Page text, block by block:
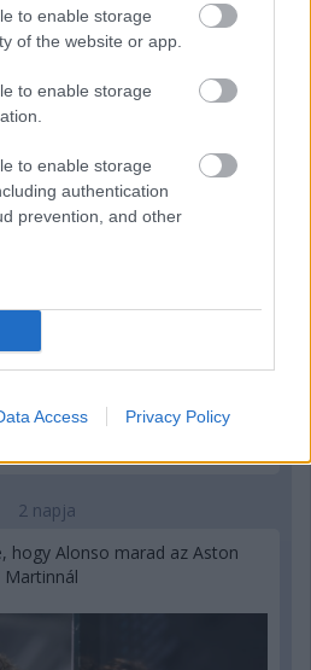
to enable storage
of the website or app.
to enable storage
to enable storage
authentication
prevention, and other
Access Privacy Policy
folytatja a Formula-E-ben
2 napja
hogy Alonso marad az Aston
Martinnál